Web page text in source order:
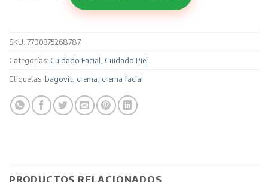
SKU: 7790375268787
Categorías: Cuidado Facial Cuidado Piel
Etiquetas: bagovit crema crema facial
PRODUCTOS RELACIONADOS